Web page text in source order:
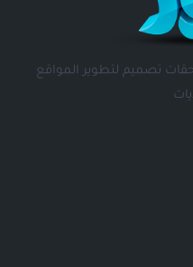
تصميم لتطوير المواقع